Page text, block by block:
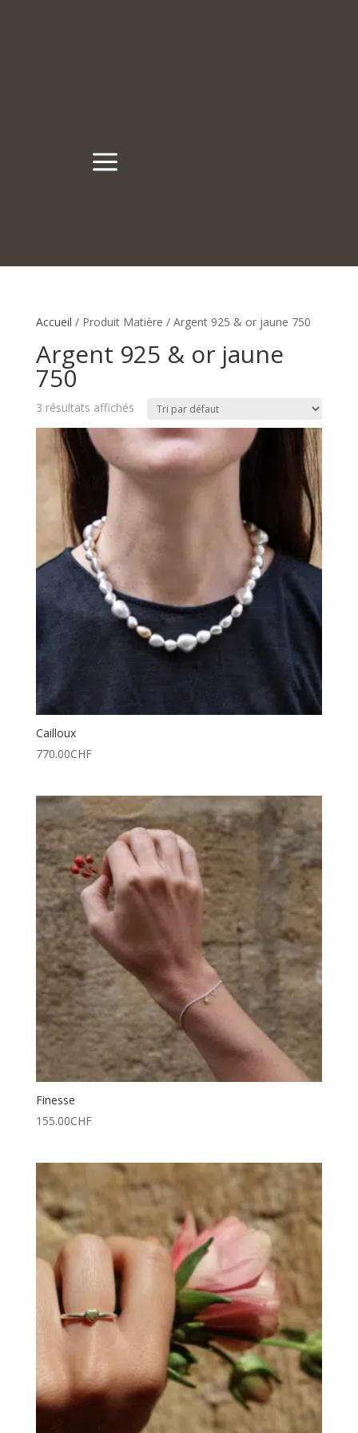
a
Accueil / Produit Matière / Argent 925 & or jaune 750
Argent 925 & or jaune
750
3 résultats affichés
Cailloux
770.00CHF
Finesse
155.00CHF